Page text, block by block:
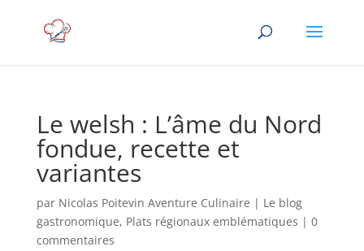
Le welsh : L’âme du Nord
fondue, recette et
variantes
par Nicolas Poitevin Aventure Culinaire | Le blog
gastronomique, Plats régionaux emblématiques | 0
commentaires